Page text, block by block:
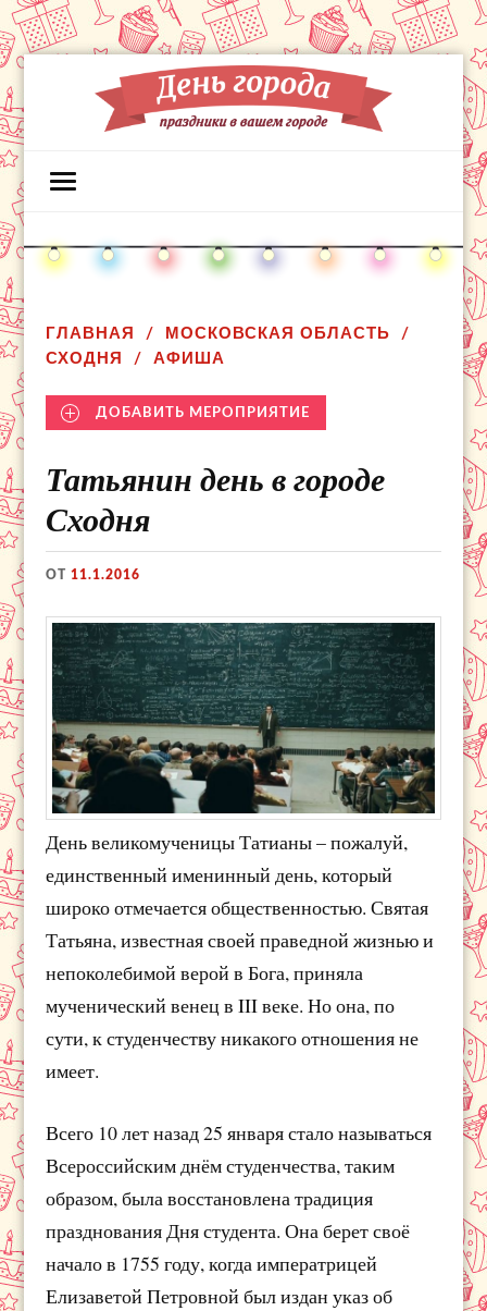
ГЛАВНАЯ
МОСКОВСКАЯ ОБЛАСТЬ
СХОДНЯ
АФИША
ДОБАВИТЬ МЕРОПРИЯТИЕ
Татьянин день в городе
Сходня
ОТ11.1.2016
День великомученицы Татианы – пожалуй,
единственный именинный день, который
широко отмечается общественностью. Святая
Татьяна, известная своей праведной жизнью и
непоколебимой верой в Бога, приняла
мученический венец в III веке. Но она, по
сути, к студенчеству никакого отношения не
имеет.
Всего 10 лет назад 25 января стало называться
Всероссийским днём студенчества, таким
образом, была восстановлена традиция
празднования Дня студента. Она берет своё
начало в 1755 году, когда императрицей
Елизаветой Петровной был издан указ об